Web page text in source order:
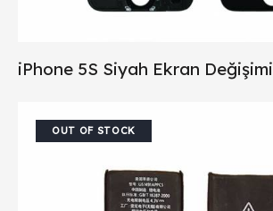
iPhone 5S Siyah Ekran Değişimi
OUT OF STOCK